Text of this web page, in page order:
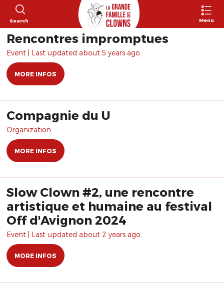
Search Menu
Rencontres impromptues
Event | Last updated about 5 years ago.
MORE INFOS
Compagnie du U
Organization
MORE INFOS
Slow Clown #2, une rencontre
artistique et humaine au festival
Off d'Avignon 2024
Event | Last updated about 2 years ago.
MORE INFOS